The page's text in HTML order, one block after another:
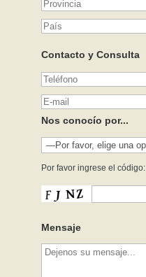
Contacto y Consulta
Nos conocío por...
Por favor ingrese el código:
Mensaje